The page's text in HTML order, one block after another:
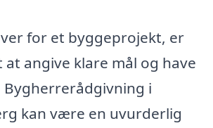
for et byggeprojekt, er
at angive klare mål og have
Bygherrerådgivning i
kan være en uvurderlig